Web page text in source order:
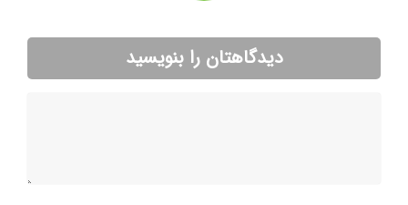
دیدگاهتان را بنویسید